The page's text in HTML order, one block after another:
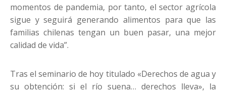
momentos de pandemia, por tanto, el sector agrícola
sigue y seguirá generando alimentos para que las
familias chilenas tengan un buen pasar, una mejor
calidad de vida”.
Tras el seminario de hoy titulado «Derechos de agua y
su obtención: si el río suena… derechos lleva», la